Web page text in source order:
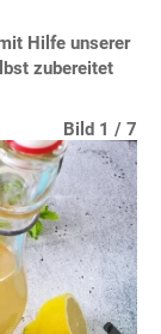
Hilfe unserer
zubereitet
Bild 1 / 7
Bild 2 / 7
Bild 3 / 7
Bild 4 / 7
Bild 5 / 7
Bild 6 / 7
Bild 7 / 7